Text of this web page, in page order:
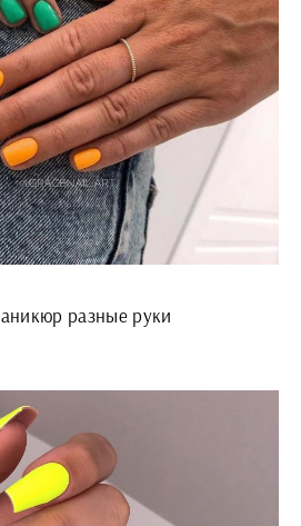
разные руки